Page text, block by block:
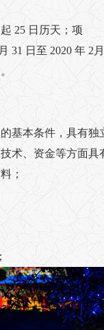
25 日历天；项
31 日至 2020 年 2月
基本条件，具有独
术、资金等方面
；